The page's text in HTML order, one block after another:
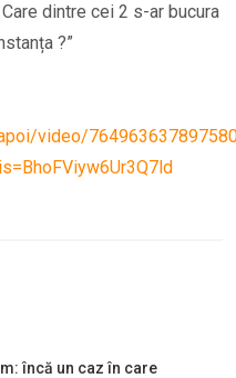
dintre cei 2 s-ar bucura
?”
video/
încă un caz în care